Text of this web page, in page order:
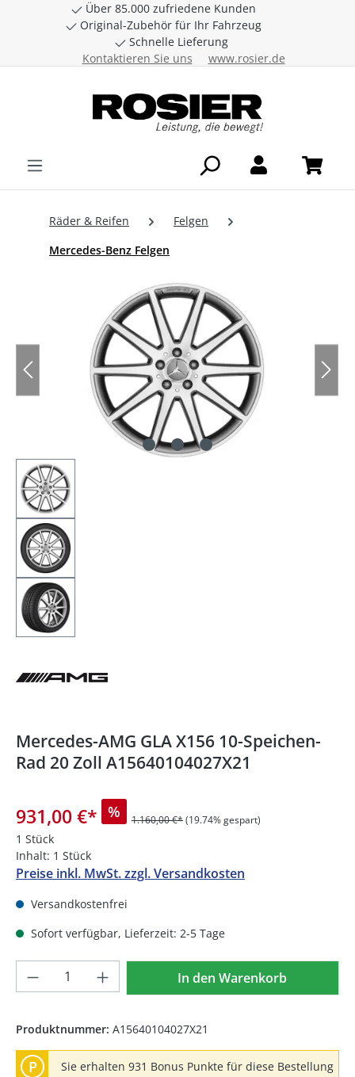
Zum Hauptinhalt springen
Über 85.000 zufriedene Kunden
Original-Zubehör für Ihr Fahrzeug
Schnelle Lieferung
Kontaktieren Sie uns
www.rosier.de
Räder & Reifen
Felgen
Mercedes-Benz Felgen
Bildergalerie überspringen
Mercedes-AMG GLA X156 10-Speichen-
Rad 20 Zoll A15640104027X21
931,00 €* % 1.160,00 €*(19.74% gespart)
1 Stück
Inhalt: 1 Stück
Preise inkl. MwSt. zzgl. Versandkosten
Versandkostenfrei
Sofort verfügbar, Lieferzeit: 2-5 Tage
Produkt Anzahl: Gib denIn den Warenkorb
Produktnummer: A15640104027X21
P Sie erhalten 931 Bonus Punkte für diese Bestellung